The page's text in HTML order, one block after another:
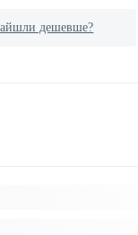
дешевше?